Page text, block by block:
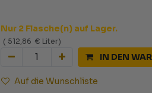
Nur 2 Flasche(n) auf Lager.
( 512,86 € Liter)
IN DEN
Auf die Wunschliste